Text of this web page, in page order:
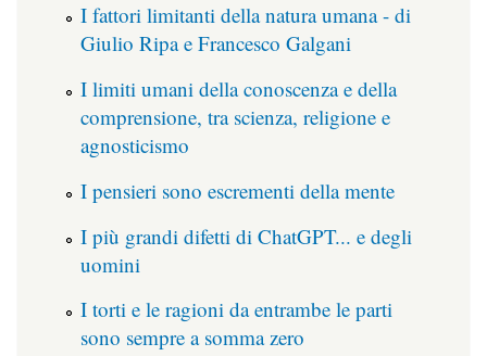
I fattori limitanti della natura umana - di
Giulio Ripa e Francesco Galgani
I limiti umani della conoscenza e della
comprensione, tra scienza, religione e
agnosticismo
I pensieri sono escrementi della mente
I più grandi difetti di ChatGPT... e degli
uomini
I torti e le ragioni da entrambe le parti
sono sempre a somma zero